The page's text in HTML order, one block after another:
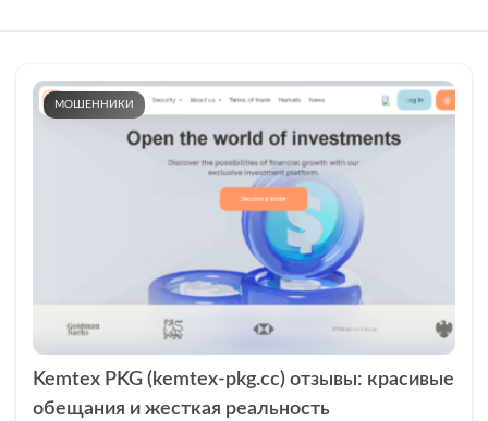
МОШЕННИКИ
Kemtex PKG (kemtex-pkg.cc) отзывы: красивые
обещания и жесткая реальность